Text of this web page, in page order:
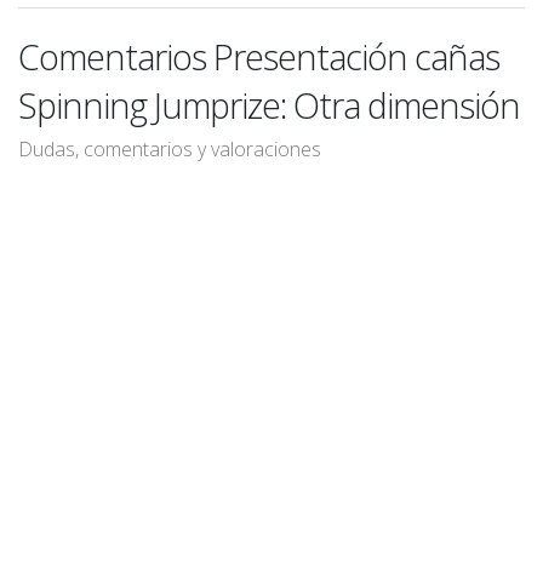
Comentarios Presentación cañas
Spinning Jumprize: Otra dimensión
Dudas, comentarios y valoraciones